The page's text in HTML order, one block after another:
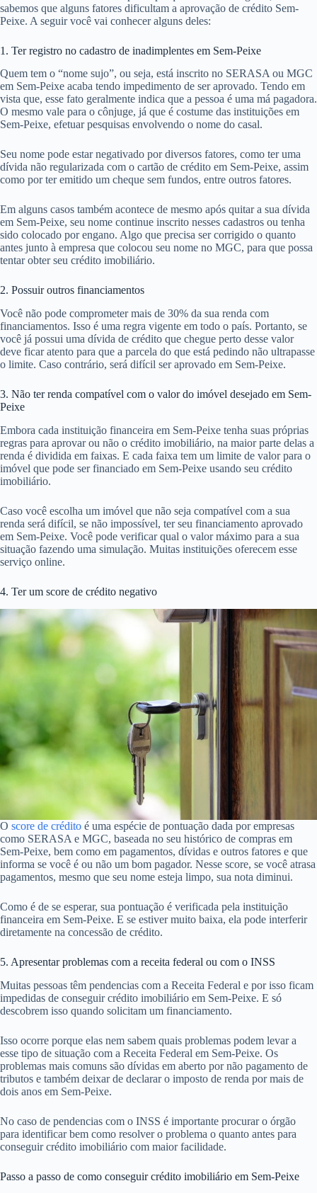
sabemos que alguns fatores dificultam a aprovação de crédito Sem-
Peixe. A seguir você vai conhecer alguns deles:
1. Ter registro no cadastro de inadimplentes em Sem-Peixe
Quem tem o “nome sujo”, ou seja, está inscrito no SERASA ou MGC
em Sem-Peixe acaba tendo impedimento de ser aprovado. Tendo em
vista que, esse fato geralmente indica que a pessoa é uma má pagadora.
O mesmo vale para o cônjuge, já que é costume das instituições em
Sem-Peixe, efetuar pesquisas envolvendo o nome do casal.
Seu nome pode estar negativado por diversos fatores, como ter uma
dívida não regularizada com o cartão de crédito em Sem-Peixe, assim
como por ter emitido um cheque sem fundos, entre outros fatores.
Em alguns casos também acontece de mesmo após quitar a sua dívida
em Sem-Peixe, seu nome continue inscrito nesses cadastros ou tenha
sido colocado por engano. Algo que precisa ser corrigido o quanto
antes junto à empresa que colocou seu nome no MGC, para que possa
tentar obter seu crédito imobiliário.
2. Possuir outros financiamentos
Você não pode comprometer mais de 30% da sua renda com
financiamentos. Isso é uma regra vigente em todo o país. Portanto, se
você já possui uma dívida de crédito que chegue perto desse valor
deve ficar atento para que a parcela do que está pedindo não ultrapasse
o limite. Caso contrário, será difícil ser aprovado em Sem-Peixe.
3. Não ter renda compatível com o valor do imóvel desejado em Sem-
Peixe
Embora cada instituição financeira em Sem-Peixe tenha suas próprias
regras para aprovar ou não o crédito imobiliário, na maior parte delas a
renda é dividida em faixas. E cada faixa tem um limite de valor para o
imóvel que pode ser financiado em Sem-Peixe usando seu crédito
imobiliário.
Caso você escolha um imóvel que não seja compatível com a sua
renda será difícil, se não impossível, ter seu financiamento aprovado
em Sem-Peixe. Você pode verificar qual o valor máximo para a sua
situação fazendo uma simulação. Muitas instituições oferecem esse
serviço online.
4. Ter um score de crédito negativo
O score de crédito é uma espécie de pontuação dada por empresas
como SERASA e MGC, baseada no seu histórico de compras em
Sem-Peixe, bem como em pagamentos, dívidas e outros fatores e que
informa se você é ou não um bom pagador. Nesse score, se você atrasa
pagamentos, mesmo que seu nome esteja limpo, sua nota diminui.
Como é de se esperar, sua pontuação é verificada pela instituição
financeira em Sem-Peixe. E se estiver muito baixa, ela pode interferir
diretamente na concessão de crédito.
5. Apresentar problemas com a receita federal ou com o INSS
Muitas pessoas têm pendencias com a Receita Federal e por isso ficam
impedidas de conseguir crédito imobiliário em Sem-Peixe. E só
descobrem isso quando solicitam um financiamento.
Isso ocorre porque elas nem sabem quais problemas podem levar a
esse tipo de situação com a Receita Federal em Sem-Peixe. Os
problemas mais comuns são dívidas em aberto por não pagamento de
tributos e também deixar de declarar o imposto de renda por mais de
dois anos em Sem-Peixe.
No caso de pendencias com o INSS é importante procurar o órgão
para identificar bem como resolver o problema o quanto antes para
conseguir crédito imobiliário com maior facilidade.
Passo a passo de como conseguir crédito imobiliário em Sem-Peixe